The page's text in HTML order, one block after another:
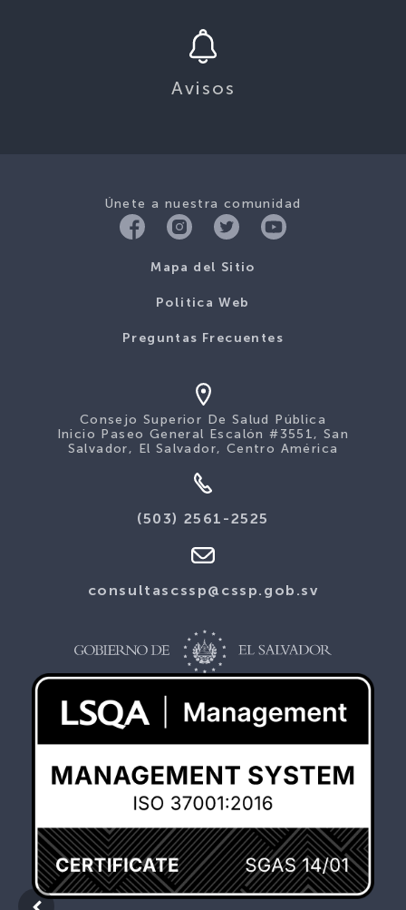
Avisos
Únete a nuestra comunidad
Mapa del Sitio
Politica Web
Preguntas Frecuentes
Consejo Superior De Salud Pública
Inicio Paseo General Escalón #3551, San
Salvador, El Salvador, Centro América
(503) 2561-2525
consultascssp@cssp.gob.sv